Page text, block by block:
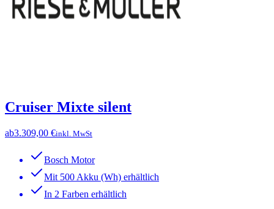
Cruiser Mixte silent
ab3.309,00 €inkl. MwSt
Bosch Motor
Mit 500 Akku (Wh) erhältlich
In 2 Farben erhältlich